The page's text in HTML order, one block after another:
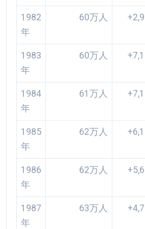
1982
年
60万人
1983
年
60万人
1984
年
61万人
1985
年
62万人
1986
年
62万人
1987
年
63万人